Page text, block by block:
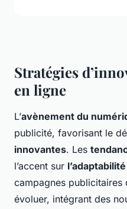
Stratégies
en ligne
L’avènement du
publicité, favorisant le
innovantes. Les
l’accent sur l’adaptabilité
campagnes publicitaires
évoluer, intégrant des